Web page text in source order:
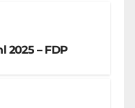
2025 – FDP